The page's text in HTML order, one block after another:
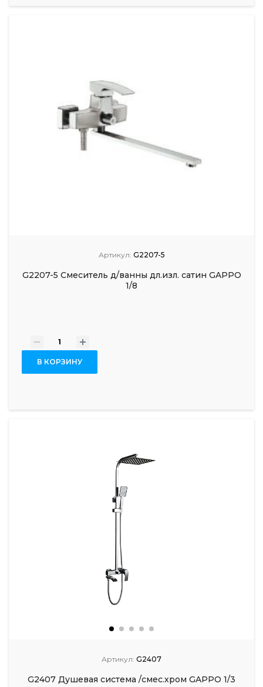
Артикул: G2207-5
G2207-5 Смеситель д/ванны дл.изл. сатин GAPPO
1/8
- +
В КОРЗИНУ
Артикул: G2407
G2407 Душевая система /смес.хром GAPPO 1/3